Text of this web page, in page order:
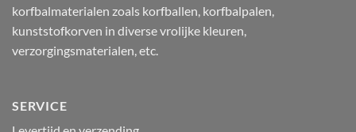
korfbalmaterialen zoals korfballen, korfbalpalen,
kunststofkorven in diverse vrolijke kleuren,
verzorgingsmaterialen, etc.
SERVICE